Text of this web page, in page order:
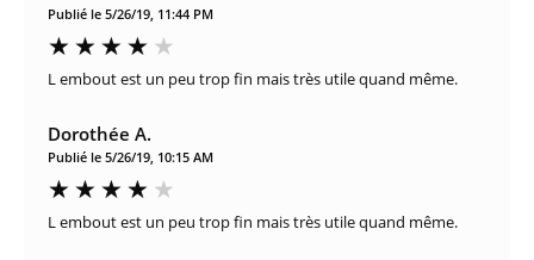
Publié le 5/26/19, 11:44 PM
L embout est un peu trop fin mais très utile quand même.
Dorothée A.
Publié le 5/26/19, 10:15 AM
L embout est un peu trop fin mais très utile quand même.